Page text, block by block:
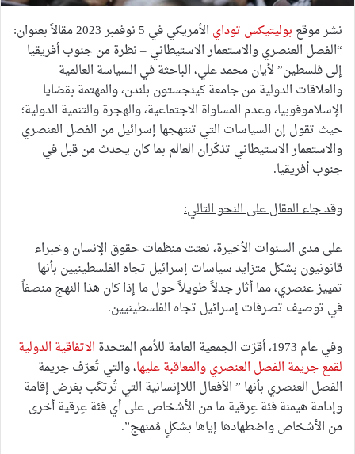
نشر موقع بوليتيكس توداي
الأمريكي في 5 نوفمبر 2023 مقالاً بعنوان:
“الفصل العنصري والاستعمار الاستيطاني – نظرة من جنوب أفريقيا
إلى فلسطين” لأيان محمد علي، الباحثة في السياسة العالمية
والعلاقات الدولية من جامعة كينجستون بلندن، والمهتمة بقضايا
الإسلاموفوبيا، وعدم المساواة الاجتماعية، والهجرة والتنمية الدولية؛
حيث تقول إن السياسات التي تنتهجها إسرائيل من الفصل العنصري
والاستعمار الاستيطاني تذكّران العالم بما كان يحدث من قبل في
جنوب أفريقيا.
وقد جاء المقال على النحو التالي:
على مدى السنوات الأخيرة، نعتت منظمات حقوق الإنسان وخبراء
قانونيون بشكل متزايد سياسات إسرائيل تجاه الفلسطينيين بأنها
تمييز عنصري، مما أثار جدلاً طويلاً حول ما إذا كان هذا النهج منصفاً
في توصيف تصرفات إسرائيل تجاه الفلسطينيين.
وفي عام 1973، أقرّت الجمعية العامة للأمم المتحدة
الاتفاقية الدولية
لقمع جريمة الفصل العنصري والمعاقبة عليها، والتي تُعرّف جريمة
الفصل العنصري بأنها ” الأفعال اللاإنسانية التي تُرتكَب بغرض إقامة
وإدامة هيمنة فئة عِرقية ما من الأشخاص على أي فئة عِرقية أخرى
من الأشخاص واضطهادها إياها بشكلٍ مُمنهج”.